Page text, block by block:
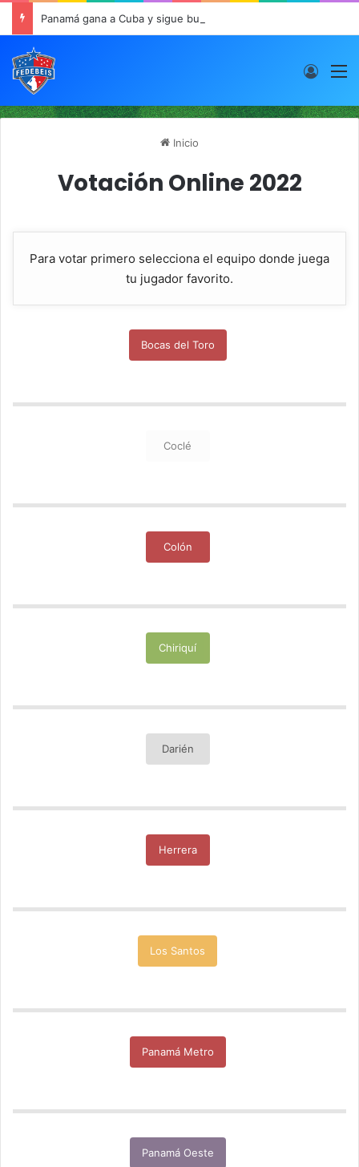
Panamá gana a Cuba y sigue buen paso en JCDC
Inicio
Votación Online 2022
Para votar primero selecciona el equipo donde juega
tu jugador favorito.
Bocas del Toro
Coclé
Colón
Chiriquí
Darién
Herrera
Los Santos
Panamá Metro
Panamá Oeste